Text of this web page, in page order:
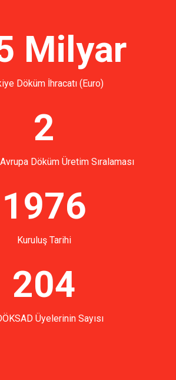
Milyar
Döküm İhracatı (Euro)
2
Döküm Üretim Sıralaması
1976
Kuruluş Tarihi
204
Üyelerinin Sayısı